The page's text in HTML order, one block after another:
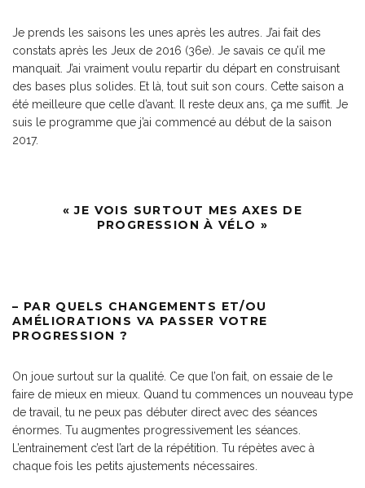
Je prends les saisons les unes après les autres. J’ai fait des
constats après les Jeux de 2016 (36e). Je savais ce qu’il me
manquait. J’ai vraiment voulu repartir du départ en construisant
des bases plus solides. Et là, tout suit son cours. Cette saison a
été meilleure que celle d’avant. Il reste deux ans, ça me suffit. Je
suis le programme que j’ai commencé au début de la saison
2017.
« JE VOIS SURTOUT MES AXES DE
PROGRESSION À VÉLO »
– PAR QUELS CHANGEMENTS ET/OU
AMÉLIORATIONS VA PASSER VOTRE
PROGRESSION ?
On joue surtout sur la qualité. Ce que l’on fait, on essaie de le
faire de mieux en mieux. Quand tu commences un nouveau type
de travail, tu ne peux pas débuter direct avec des séances
énormes. Tu augmentes progressivement les séances.
L’entrainement c’est l’art de la répétition. Tu répètes avec à
chaque fois les petits ajustements nécessaires.